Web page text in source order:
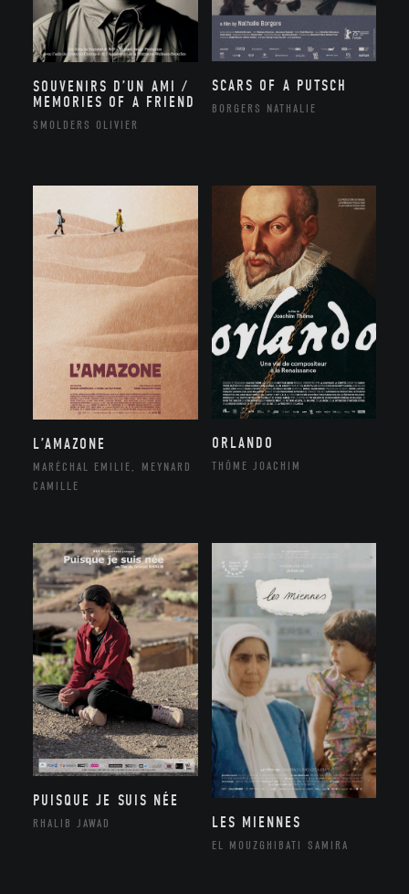
SOUVENIRS D’UN AMI /
MEMORIES OF A FRIEND
SMOLDERS OLIVIER
SCARS OF A PUTSCH
BORGERS NATHALIE
L’AMAZONE
MARÉCHAL EMILIE, MEYNARD
CAMILLE
ORLANDO
THÔME JOACHIM
PUISQUE JE SUIS NÉE
RHALIB JAWAD LES MIENNES
EL MOUZGHIBATI SAMIRA